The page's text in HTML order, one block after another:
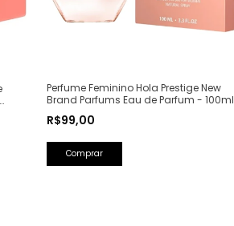
Perfume Feminino Hola Prestige New
Brand Parfums Eau de Parfum - 100ml
(Ref. Olfativa: Olympéa Paco Rabanne)
R$99,00